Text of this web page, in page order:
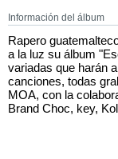
Información del álbum
Rapero
a la luz su álbum
variadas que harán
canciones, todas
MOA, con la
Brand Choc, key,